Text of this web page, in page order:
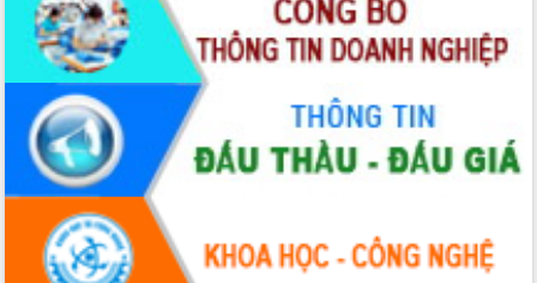
Giai đoạn 2026-2030, Đắk Lắk phấn
đấu có 77% xã đạt chuẩn nông thôn
mới
Chuyển đổi số 'mở đường' cho nông
nghiệp Đắk Lắk tăng trưởng bứt phá
Triển khai đồng bộ đo đạc, lập hồ sơ
địa chính, hoàn thiện cơ sở dữ liệu đất
đai
Ứng dụng sinh trắc học - Bước tiến
trong hành trình chuyển đổi số tại Đắk
Lắk